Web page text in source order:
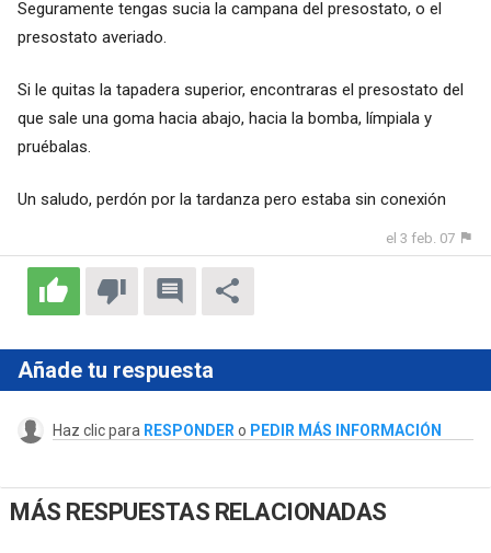
Seguramente tengas sucia la campana del presostato, o el
presostato averiado.
Si le quitas la tapadera superior, encontraras el presostato del
que sale una goma hacia abajo, hacia la bomba, límpiala y
pruébalas.
Un saludo, perdón por la tardanza pero estaba sin conexión
el 3 feb. 07
Añade tu respuesta
Haz clic para RESPONDER o PEDIR MÁS INFORMACIÓN
MÁS RESPUESTAS RELACIONADAS